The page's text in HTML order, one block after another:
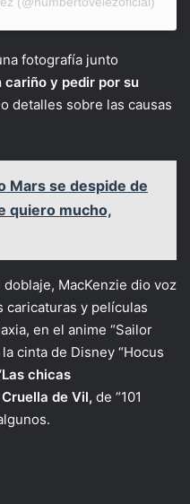
fotografía junto
cariño y pedir por su
detalles sobre las causas
Mars se despide de
quiero mucho,
MacKenzie dio voz
caricaturas y películas
en el anime “Sailor
cinta de Disney “Hocus
chicas
de Vil, de “101